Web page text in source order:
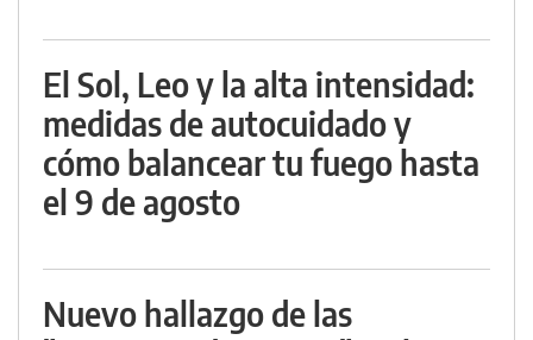
El Sol, Leo y la alta intensidad:
medidas de autocuidado y
cómo balancear tu fuego hasta
el 9 de agosto
Nuevo hallazgo de las